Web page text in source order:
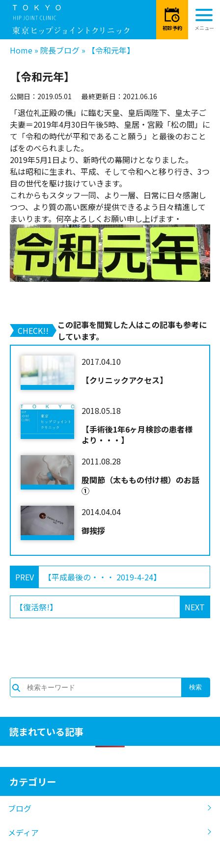
Home » 院長ブログ » 【令和元年】
【令和元年】
公開日：2019.05.01 最終更新日：2021.06.16
「退位礼正殿の儀」に臨む天皇、皇后両陛下、皇太子ご
夫妻＝2019年4月30日午後5時、皇居・宮殿「松の間」に
て「令和の時代が平和であること願う」と最後のおこと
ばをのべられました。
2019年5月1日より、新時代の幕開けとなりました。
私は昭和に生まれ、平成、そして令和へと移り行き、3つ
目の世代を駆け抜けていきます。
これからもスタッフ一同、より一層、日常に日々感謝し
つつ、より質の高い医療が提供できるよう日々精進して
まいります。何卒よろしくお願い申し上げます・
CHECK!!
この記事を閲覧した人はこの記事も参考に
しています。
2017.04.10
【クリニックアクセス】
2018.05.18
【手術後1年6ヶ月検診の患者様
より・・・】
2011.08.28
股関節（太ももの付け根）のお話
①
2014.04.04
御挨拶
PREV 【平成最後の・・・ 2019-4-24】
NEXT
【復活祭!】
読まれている記事
カテゴリー
ブログ
メディア